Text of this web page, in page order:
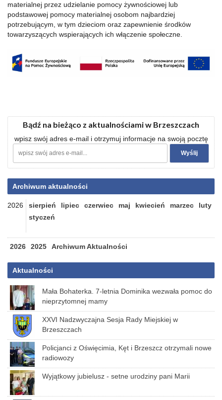
materialnej przez udzielanie pomocy żywnościowej lub
podstawowej pomocy materialnej osobom najbardziej
potrzebującym, w tym dzieciom oraz zapewnienie środków
towarzyszących wspierających ich włączenie społeczne.
Bądź na bieżąco z aktualnościami w Brzeszczach
wpisz swój adres e-mail i otrzymuj informacje na swoją pocztę
Archiwum aktualności
2026 sierpień lipiec czerwiec maj kwiecień marzec
luty
styczeń
2026 2025 Archiwum Aktualności
Aktualności
Mała Bohaterka. 7-letnia Dominika wezwała pomoc do
nieprzytomnej mamy
XXVI Nadzwyczajna Sesja Rady Miejskiej w
Brzeszczach
Policjanci z Oświęcimia, Kęt i Brzeszcz otrzymali nowe
radiowozy
Wyjątkowy jubielusz - setne urodziny pani Marii